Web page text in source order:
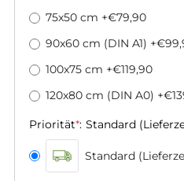
75x50 cm +€79,90
90x60 cm (DIN A1)
100x75 cm +€119,90
120x80 cm (DIN A0)
Priorität*: Standard
Standard